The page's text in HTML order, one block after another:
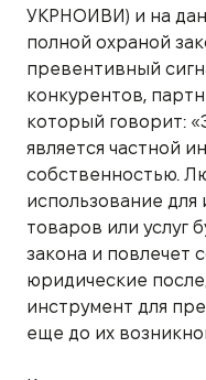
УКРНОИВИ) и на
полной охраной
превентивный
конкурентов,
который говорит:
является частной
собственностью.
использование
товаров или услуг
закона и повлечет
юридические
инструмент для
еще до их